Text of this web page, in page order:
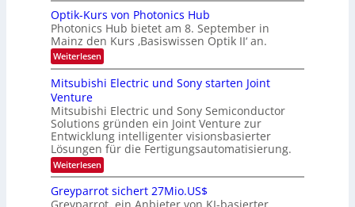
r
b
e
i
n
g
s
-
T
e
W
a
c
h
s
u
i
m
e
r
s
t
e
n
H
r
a
e
u
s
-
S
e
n
a
r
-
E
i
n
s
t
n
m
m
t
i
n
d
e
Optik-Kurs von Photonics Hub
Photonics Hub bietet am 8. September in
Mainz den Kurs ‚Basiswissen Optik II‘ an.
Weiterlesen:
O
p
t
k
-
K
u
r
s
v
o
n
Mitsubishi Electric und Sony starten Joint
Venture
Mitsubishi Electric und Sony Semiconductor
Solutions gründen ein Joint Venture zur
Entwicklung intelligenter visionsbasierter
Lösungen für die Fertigungsautomatisierung.
Weiterlesen:
M
t
Greyparrot sichert 27Mio.US$